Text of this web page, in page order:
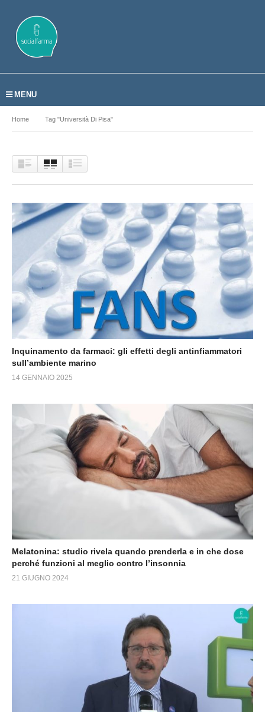
MENU
Home Tag "Università Di Pisa"
Inquinamento da farmaci: gli effetti degli antinfiammatori
sull’ambiente marino
14 GENNAIO 2025
Melatonina: studio rivela quando prenderla e in che dose
perché funzioni al meglio contro l’insonnia
21 GIUGNO 2024